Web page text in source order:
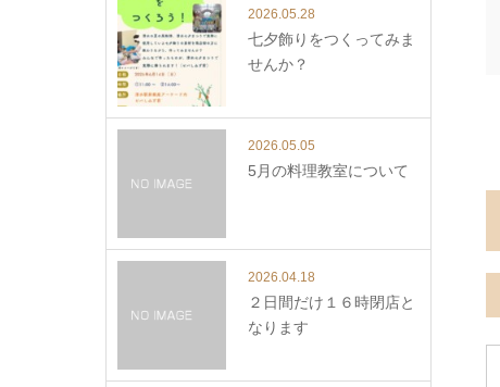
2026.05.28
七夕飾りをつくってみま
せんか？
2026.05.05
5月の料理教室について
2026.04.18
２日間だけ１６時閉店と
なります